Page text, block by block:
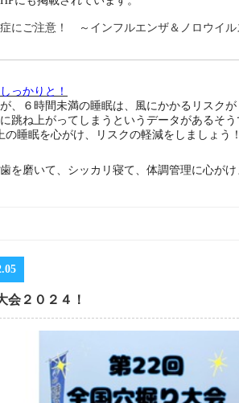
にご注意！ ～インフルエンザ＆ノロウイル
っかりと！
、６時間未満の睡眠は、風にかかるリスクが
跳ね上がってしまうというデータがあるそう
の睡眠を心がけ、リスクの軽減をしましょう！
を磨いて、シッカリ寝て、体調管理に心がけ
会２０２４！